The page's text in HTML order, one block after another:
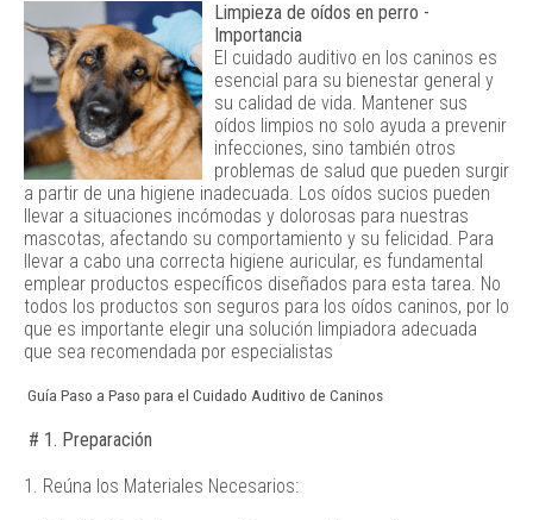
Limpieza de oídos en perro -
Importancia
El cuidado auditivo en los caninos es
esencial para su bienestar general y
su calidad de vida. Mantener sus
oídos limpios no solo ayuda a prevenir
infecciones, sino también otros
problemas de salud que pueden surgir
a partir de una higiene inadecuada. Los oídos sucios pueden
llevar a situaciones incómodas y dolorosas para nuestras
mascotas, afectando su comportamiento y su felicidad. Para
llevar a cabo una correcta higiene auricular, es fundamental
emplear productos específicos diseñados para esta tarea. No
todos los productos son seguros para los oídos caninos, por lo
que es importante elegir una solución limpiadora adecuada
que sea recomendada por especialistas
Guía Paso a Paso para el Cuidado Auditivo de Caninos
# 1. Preparación
1. Reúna los Materiales Necesarios: